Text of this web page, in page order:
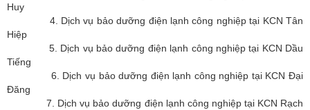
Huy
4. Dịch vụ bảo dưỡng điện lạnh công nghiệp tại KCN Tân
Hiệp
5. Dịch vụ bảo dưỡng điện lạnh công nghiệp tại KCN Dầu
Tiếng
6. Dịch vụ bảo dưỡng điện lạnh công nghiệp tại KCN Đại
Đăng
7. Dịch vụ bảo dưỡng điện lạnh công nghiệp tại KCN Rạch